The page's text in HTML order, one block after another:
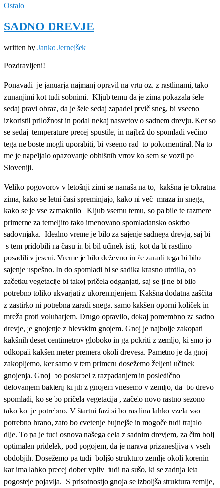
Ostalo
SADNO DREVJE
written by Janko Jernejšek
Pozdravljeni!
Ponavadi je januarja najmanj opravil na vrtu oz. z rastlinami, tako
zunanjimi kot tudi sobnimi. Kljub temu da je zima pokazala šele
sedaj pravi obraz, da je šele sedaj zapadel prvič sneg, bi vseeno
izkoristil priložnost in podal nekaj nasvetov o sadnem drevju. Ker so
se sedaj temperature precej spustile, in najbrž do spomladi večino
tega ne boste mogli uporabiti, bi vseeno rad to pokomentiral. Na to
me je napeljalo opazovanje obhišnih vrtov ko sem se vozil po
Sloveniji.
Veliko pogovorov v letošnji zimi se nanaša na to, kakšna je tokratna
zima, kako se letni časi spreminjajo, kako ni več mraza in snega,
kako se je vse zamaknilo. Kljub vsemu temu, so pa bile te razmere
primerne za temeljito tako imenovano spomladansko oskrbo
sadovnjaka. Idealno vreme je bilo za sajenje sadnega drevja, saj bi
s tem pridobili na času in bi bil učinek isti, kot da bi rastlino
posadili v jeseni. Vreme je bilo deževno in že zaradi tega bi bilo
sajenje uspešno. In do spomladi bi se sadika krasno utrdila, ob
začetku vegetacije bi takoj pričela odganjati, saj se ji ne bi bilo
potrebno toliko ukvarjati z ukoreninjenjem. Kakšna dodatna zaščita
z zastirko ni potrebna zaradi snega, samo kakšen oporni količek in
mreža proti voluharjem. Drugo opravilo, dokaj pomembno za sadno
drevje, je gnojenje z hlevskim gnojem. Gnoj je najbolje zakopati
kakšnih deset centimetrov globoko in ga pokriti z zemljo, ki smo jo
odkopali kakšen meter premera okoli drevesa. Pametno je da gnoj
zakopljemo, ker samo v tem primeru dosežemo željeni učinek
gnojenja. Gnoj bo poskrbel z razpadanjem in posledično
delovanjem bakterij ki jih z gnojem vnesemo v zemljo, da bo drevo
spomladi, ko se bo pričela vegetacija , začelo novo rastno sezono
tako kot je potrebno. V štartni fazi si bo rastlina lahko vzela vso
potrebno hrano, zato bo cvetenje bujnejše in mogoče tudi trajalo
dlje. To pa je tudi osnova našega dela z sadnim drevjem, za čim bolj
optimalen pridelek, pod pogojem, da je narava prizanesljiva v vseh
obdobjih. Dosežemo pa tudi boljšo strukturo zemlje okoli korenin
kar ima lahko precej dober vpliv tudi na sušo, ki se zadnja leta
pogosteje pojavlja. S prisotnostjo gnoja se izboljša struktura zemlje,